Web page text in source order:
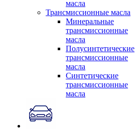
масла
Трансмиссионные масла
Минеральные
трансмиссионные
масла
Полусинтетические
трансмиссионные
масла
Синтетические
трансмиссионные
масла